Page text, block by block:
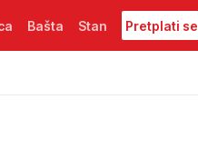
Bašta Stan Pretplati se